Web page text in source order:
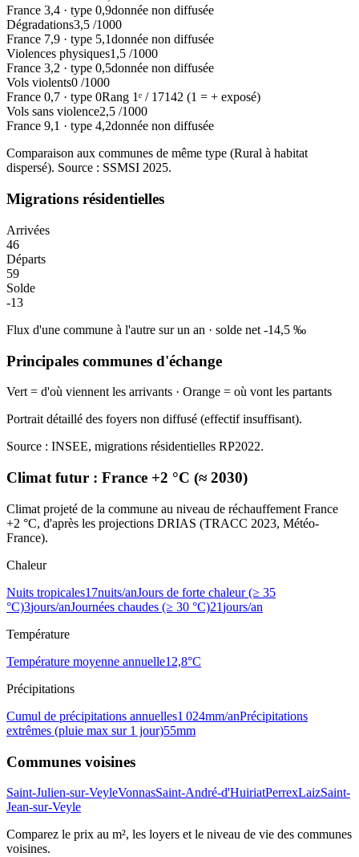
France 3,4 · type 0,9donnée non diffusée
Dégradations3,5 /1000
France 7,9 · type 5,1donnée non diffusée
Violences physiques1,5 /1000
France 3,2 · type 0,5donnée non diffusée
Vols violents0 /1000
France 0,7 · type 0Rang 1ᵉ / 17142 (1 = + exposé)
Vols sans violence2,5 /1000
France 9,1 · type 4,2donnée non diffusée
Comparaison aux communes de même type (Rural à habitat
dispersé). Source : SSMSI 2025.
Migrations résidentielles
Arrivées
46
Départs
59
Solde
-13
Flux d'une commune à l'autre sur un an · solde net -14,5 ‰
Principales communes d'échange
Vert = d'où viennent les arrivants · Orange = où vont les partants
Portrait détaillé des foyers non diffusé (effectif insuffisant).
Source : INSEE, migrations résidentielles RP2022.
Climat futur : France +2 °C (≈ 2030)
Climat projeté de la commune au niveau de réchauffement France
+2 °C, d'après les projections DRIAS (TRACC 2023, Météo-
France).
Chaleur
Nuits tropicales17nuits/anJours de forte chaleur (≥ 35
°C)3jours/anJournées chaudes (≥ 30 °C)21jours/an
Température
Température moyenne annuelle12,8°C
Précipitations
Cumul de précipitations annuelles1 024mm/anPrécipitations
extrêmes (pluie max sur 1 jour)55mm
Communes voisines
Saint-Julien-sur-VeyleVonnasSaint-André-d'HuiriatPerrexLaizSaint-
Jean-sur-Veyle
Comparez le prix au m², les loyers et le niveau de vie des communes
voisines.